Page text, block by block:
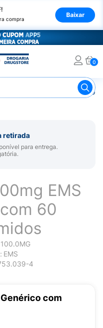
compra
Baixar
0
para Sistema Nervoso
retirada
para entrega.
EMS
60
EMS
4
com